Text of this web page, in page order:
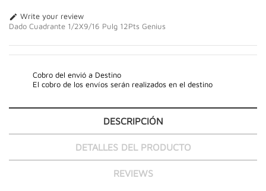
 Write your review
Dado Cuadrante 1/2X9/16 Pulg 12Pts Genius
Cobro del envió a Destino
El cobro de los envíos serán realizados en el destino
DESCRIPCIÓN
DETALLES DEL PRODUCTO
REVIEWS